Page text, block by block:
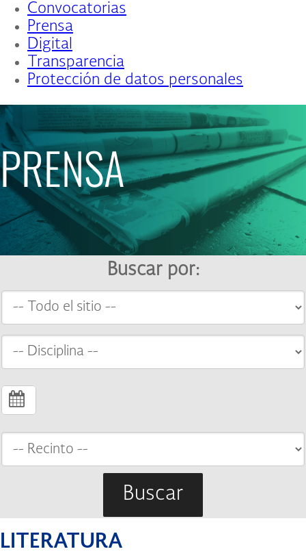
Convocatorias
Prensa
Digital
Transparencia
Protección de datos personales
PRENSA
Buscar por:
Buscar
LITERATURA